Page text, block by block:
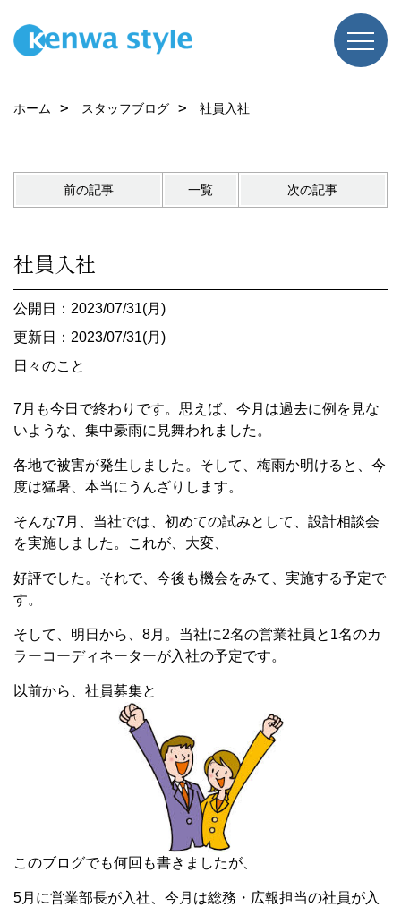
ホーム スタッフブログ 社員入社
前の記事 一覧 次の記事
社員入社
公開日：2023/07/31(月)
更新日：2023/07/31(月)
日々のこと
7月も今日で終わりです。思えば、今月は過去に例を見な
いような、集中豪雨に見舞われました。
各地で被害が発生しました。そして、梅雨か明けると、今
度は猛暑、本当にうんざりします。
そんな7月、当社では、初めての試みとして、設計相談会
を実施しました。これが、大変、
好評でした。それで、今後も機会をみて、実施する予定で
す。
そして、明日から、8月。当社に2名の営業社員と1名のカ
ラーコーディネーターが入社の予定です。
以前から、社員募集と
このブログでも何回も書きましたが、
5月に営業部長が入社、今月は総務・広報担当の社員が入